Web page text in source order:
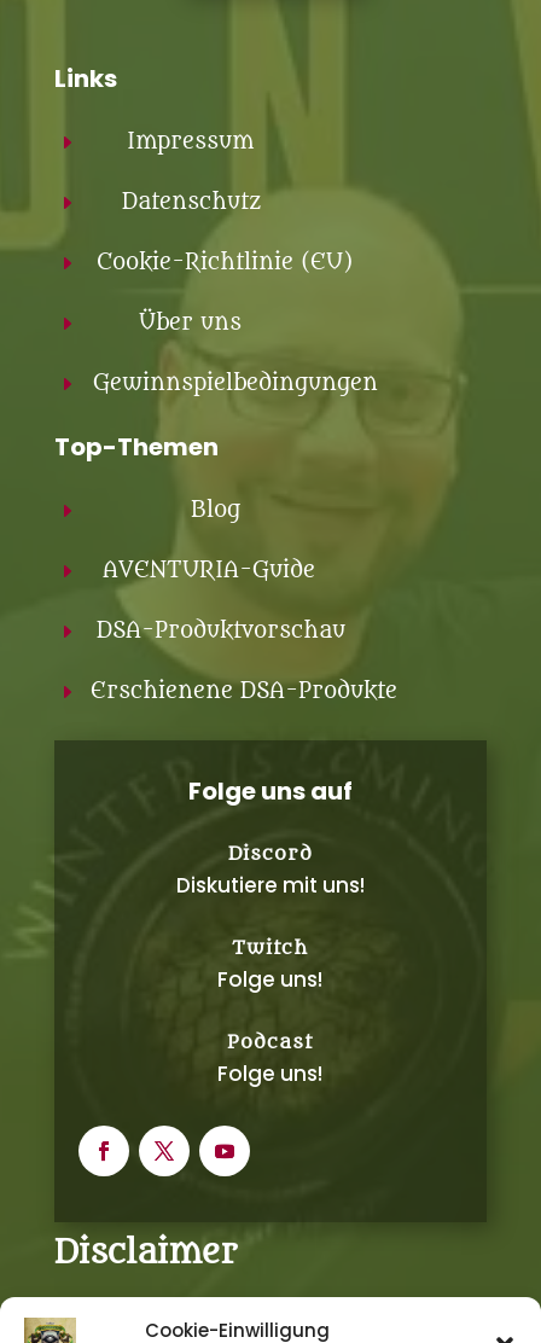
Cookie-Einwilligung
Links
E Impressum
E Datenschutz
E Cookie-Richtlinie (EU)
E Über uns
E Gewinnspielbedingungen
Top-Themen
E Blog
E AVENTURIA-Guide
E DSA-Produktvorschau
E Erschienene DSA-Produkte
Folge uns auf
Discord
Diskutiere mit uns!
Twitch
Folge uns!
Podcast
Folge uns!
Disclaimer
DAS SCHWARZE AUGE, DIE SCHWARZE KATZE,